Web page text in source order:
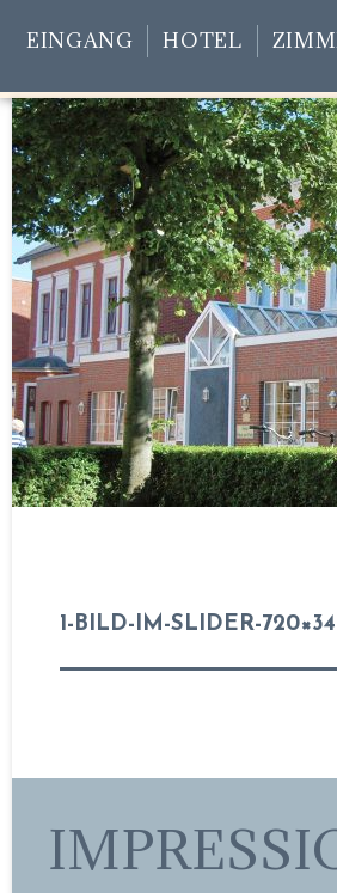
EINGANG HOTEL
1-BILD-IM-SLIDER-